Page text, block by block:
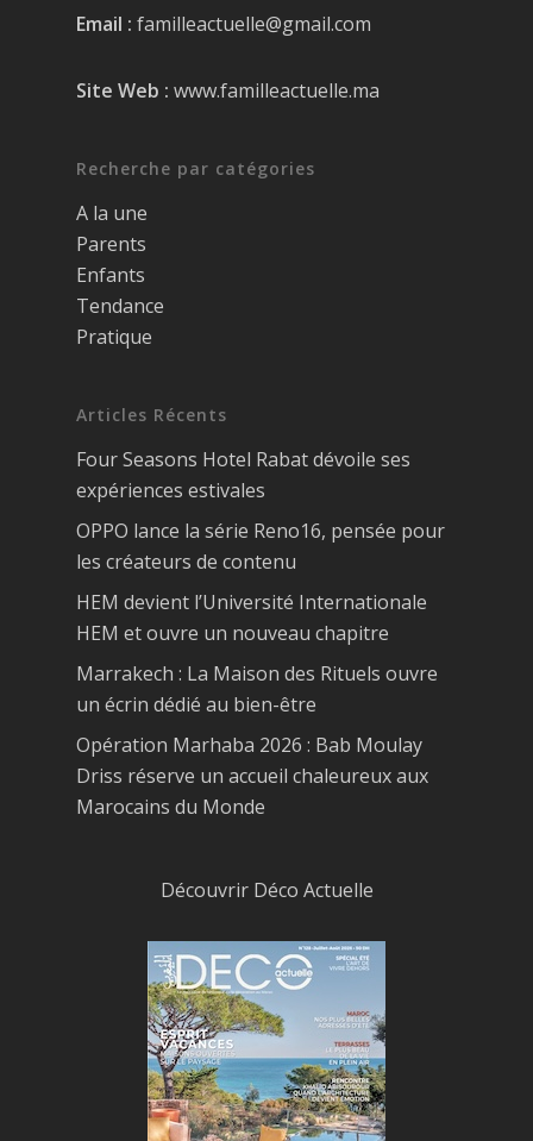
Email : familleactuelle@gmail.com
Site Web : www.familleactuelle.ma
Recherche par catégories
A la une
Parents
Enfants
Tendance
Pratique
Articles Récents
Four Seasons Hotel Rabat dévoile ses
expériences estivales
OPPO lance la série Reno16, pensée pour
les créateurs de contenu
HEM devient l’Université Internationale
HEM et ouvre un nouveau chapitre
Marrakech : La Maison des Rituels ouvre
un écrin dédié au bien-être
Opération Marhaba 2026 : Bab Moulay
Driss réserve un accueil chaleureux aux
Marocains du Monde
Découvrir Déco Actuelle